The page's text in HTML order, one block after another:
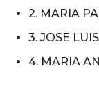
2. MARIA
3. JOSE
4. MARIA